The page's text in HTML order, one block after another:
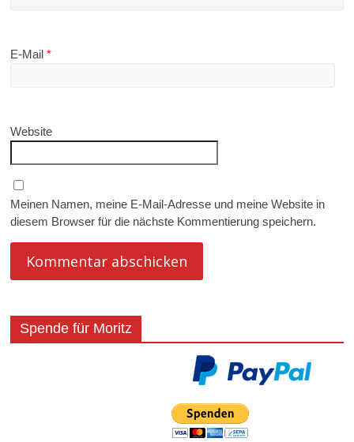
E-Mail*
Website
Meinen Namen, meine E-Mail-Adresse und meine Website in
diesem Browser für die nächste Kommentierung speichern.
Spende für Moritz